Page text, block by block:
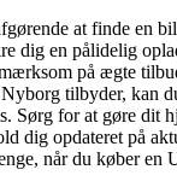
at finde en
dig en pålidelig
på ægte
tilbyder, kan
Sørg for at gøre dit
dig opdateret på
når du køber en